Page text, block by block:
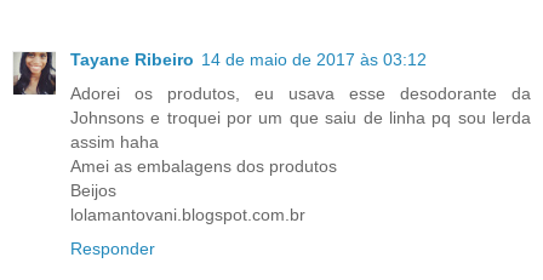
Tayane Ribeiro 14 de maio de 2017 às 03:12
Adorei os produtos, eu usava esse desodorante da
Johnsons e troquei por um que saiu de linha pq sou lerda
assim haha
Amei as embalagens dos produtos
Beijos
lolamantovani.blogspot.com.br
Responder